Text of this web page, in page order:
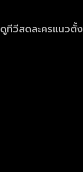
ดูทีวีสดละครแนวตั้ง